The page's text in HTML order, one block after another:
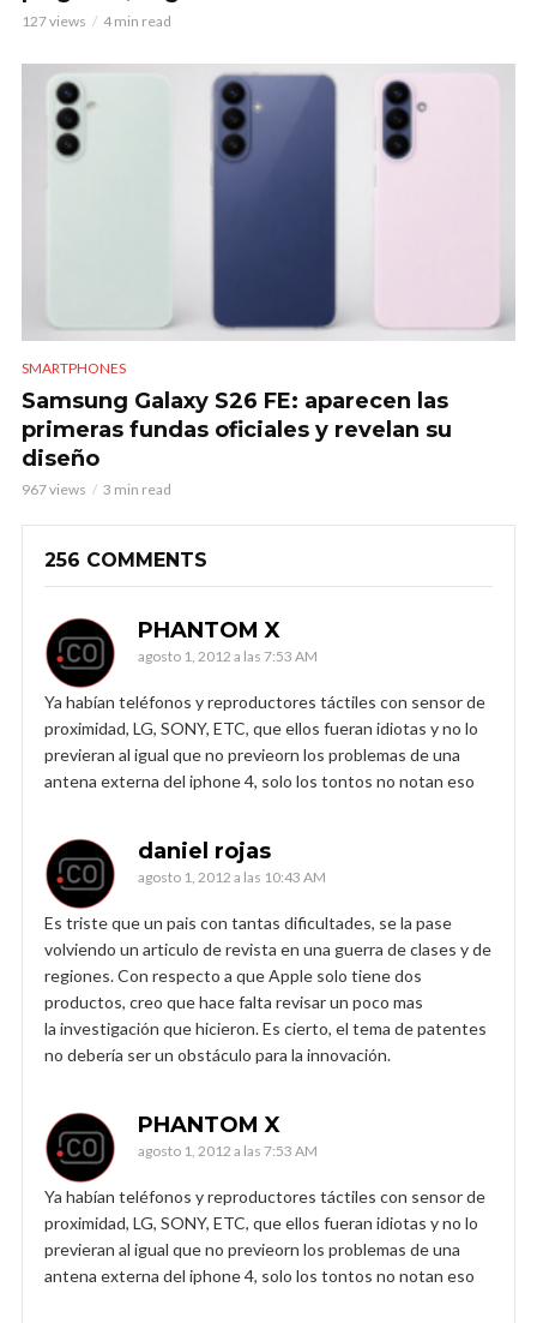
127 views 4 min read
SMARTPHONES
Samsung Galaxy S26 FE: aparecen las
primeras fundas oficiales y revelan su
diseño
967 views 3 min read
256 COMMENTS
PHANTOM X
agosto 1, 2012 a las 7:53 AM
Ya habían teléfonos y reproductores táctiles con sensor de
proximidad, LG, SONY, ETC, que ellos fueran idiotas y no lo
previeran al igual que no previeorn los problemas de una
antena externa del iphone 4, solo los tontos no notan eso
daniel rojas
agosto 1, 2012 a las 10:43 AM
Es triste que un pais con tantas dificultades, se la pase
volviendo un articulo de revista en una guerra de clases y de
regiones. Con respecto a que Apple solo tiene dos
productos, creo que hace falta revisar un poco mas
la investigación que hicieron. Es cierto, el tema de patentes
no debería ser un obstáculo para la innovación.
PHANTOM X
agosto 1, 2012 a las 7:53 AM
Ya habían teléfonos y reproductores táctiles con sensor de
proximidad, LG, SONY, ETC, que ellos fueran idiotas y no lo
previeran al igual que no previeorn los problemas de una
antena externa del iphone 4, solo los tontos no notan eso